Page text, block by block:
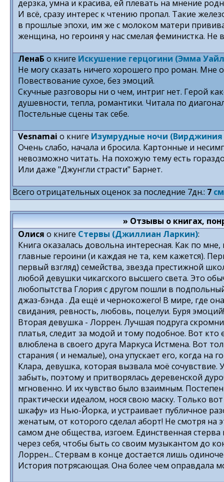
дерзка, умна и красива, ей плевать на мнение
И всё, сразу интерес к чтению пропал. Такие
в прошлые эпохи, им же с молоком матери
женщина, но героиня у нас смелая феминистка. Не
ЛенаБ о книге Искушение герцогини (Эмма
Не могу сказать ничего хорошего про роман. Мне
Повествование сухое, без эмоций.
Скучные разговоры ни о чем, интриг нет. Герой
душевности, тепла, романтики. Читала по
Постельные сцены так себе.
Vesnamai о книге Изумрудные ночи (Вирджиния
Очень слабо, начала и бросила. Картонные и
невозможно читать. На похожую тему есть
Или даже "Джунгли страсти" Барнет.
Всего отрицательных оценок за последние 7дн.: 7
» Отзывы о книгах,
Олися о книге Стервы (Джиллиан Ларкин):
Книга оказалась довольна интересная. Как по
главные героини (и каждая не та, кем кажется).
первый взгляд) семейства, звезда престижной
любой девушки чикагского высшего света. Это
любопытства Глория с другом пошли в
джаз-бэнда . Да ещё и чернокожего! В мире, где
свидания, ревность, любовь, поцелуи. Буря эмоций!
Вторая девушка - Лоррен. Лучшая подруга
платья, следит за модой и тому подобное. Вот
влюблена в своего друга Маркуса Истмена. Вот
старания ( и немалые), она упускает его, когда на
Клара, девушка, которая вызвала моё сочувствие.
забыть, поэтому и притворялась деревенской
мгновенно. И их чувство было взаимным.
практически идеалом, нося свою маску. Только
шкафу» из Нью-Йорка, и устраивает публичное
женатым, от которого сделал аборт! Не смотря на
самом дне общества, изгоем. Единственная
через себя, чтобы быть со своим музыкантом до
Лоррен... Стервам в конце достается лишь
История потрясающая. Она более чем оправдала